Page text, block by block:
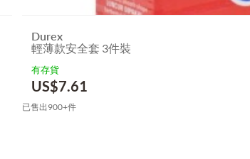
Durex
輕薄款安全套 3件裝
有存貨
US$7.61
已售出900+件